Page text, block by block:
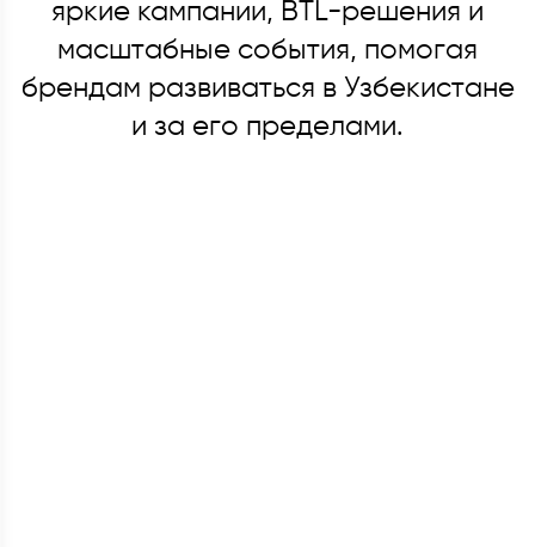
яркие кампании, BTL-решения и
масштабные события, помогая
брендам развиваться в Узбекистане
и за его пределами.